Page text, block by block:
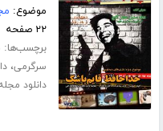
موضوع:
۲۲ صفحه
برچسب‌ها:
سرگرمی،
دانلود